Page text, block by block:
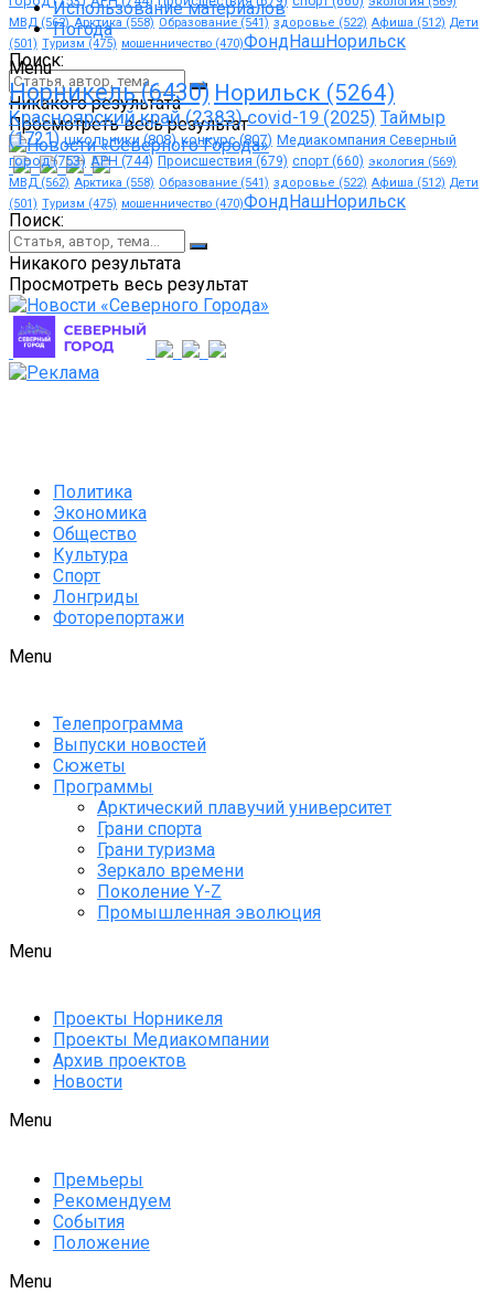
МВД (562) Арктика (558) Образование (541) здоровье (522) Афиша (512) Дети
(501) Туризм (475) мошенничество (470)ФондНашНорильск
Поиск:
Никакого результата
Просмотреть весь результат
Использование материалов
Погода
Menu
Норникель(6430) Норильск (5264)
Красноярский край(2383) covid-19 (2025) Таймыр
(1721) школьники (808) конкурс(807) Медиакомпания Северный
город(753) АРН (744) Происшествия (679) спорт (660) экология (569)
МВД (562) Арктика (558) Образование (541) здоровье (522) Афиша (512) Дети
(501) Туризм (475) мошенничество (470)ФондНашНорильск
Поиск:
Никакого результата
Просмотреть весь результат
Политика
Экономика
Общество
Культура
Спорт
Лонгриды
Фоторепортажи
Menu
Телепрограмма
Выпуски новостей
Сюжеты
Программы
Арктический плавучий университет
Грани спорта
Грани туризма
Зеркало времени
Поколение Y-Z
Промышленная эволюция
Menu
Проекты Норникеля
Проекты Медиакомпании
Архив проектов
Новости
Menu
Премьеры
Рекомендуем
События
Положение
Menu